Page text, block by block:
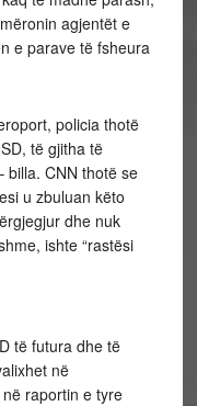
agjentët e
e parave të fsheura
policia thotë
të gjitha të
billa. CNN thotë se
u zbuluan këto
dhe nuk
ishte “rastësi
të futura dhe të
në
raportin e tyre